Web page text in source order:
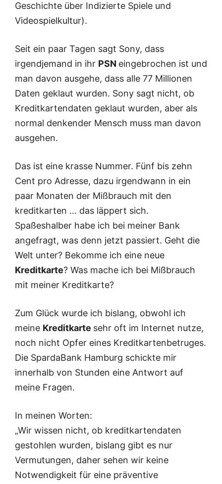
Geschichte über Indizierte Spiele und
Videospielkultur).
Seit ein paar Tagen sagt Sony, dass
irgendjemand in ihr PSN eingebrochen ist und
man davon ausgehe, dass alle 77 Millionen
Daten geklaut wurden. Sony sagt nicht, ob
Kreditkartendaten geklaut wurden, aber als
normal denkender Mensch muss man davon
ausgehen.
Das ist eine krasse Nummer. Fünf bis zehn
Cent pro Adresse, dazu irgendwann in ein
paar Monaten der Mißbrauch mit den
kreditkarten … das läppert sich.
Spaßeshalber habe ich bei meiner Bank
angefragt, was denn jetzt passiert. Geht die
Welt unter? Bekomme ich eine neue
Kreditkarte? Was mache ich bei Mißbrauch
mit meiner Kreditkarte?
Zum Glück wurde ich bislang, obwohl ich
meine Kreditkarte sehr oft im Internet nutze,
noch nicht Opfer eines Kreditkartenbetruges.
Die SpardaBank Hamburg schickte mir
innerhalb von Stunden eine Antwort auf
meine Fragen.
In meinen Worten:
„Wir wissen nicht, ob kreditkartendaten
gestohlen wurden, bislang gibt es nur
Vermutungen, daher sehen wir keine
Notwendigkeit für eine präventive